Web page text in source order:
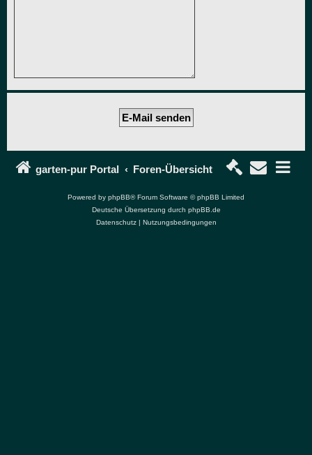
garten-pur Portal Foren-Übersicht
Powered by phpBB® Forum Software © phpBB Limited
Deutsche Übersetzung durch phpBB.de
Datenschutz| Nutzungsbedingungen